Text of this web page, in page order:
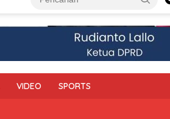
VIDEO SPORTS